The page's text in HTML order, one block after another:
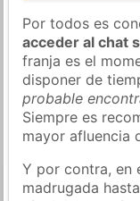
Por todos es
acceder al chat
franja es el
disponer de
probable
Siempre es
mayor afluencia
Y por contra, en
madrugada